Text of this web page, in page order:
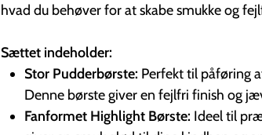
hvad du behøver for at skabe smukke og
Sættet indeholder:
Stor Pudderbørste: Perfekt til påføring
Denne børste giver en fejlfri finish og
Fanformet Highlight Børste: Ideel til